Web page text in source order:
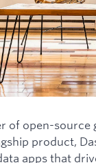
of open-
product,
apps that